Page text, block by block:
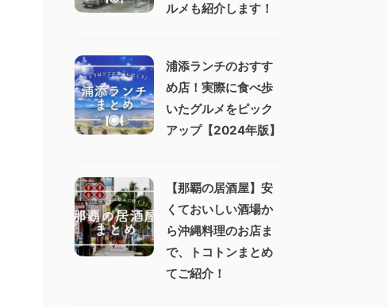
ルメも紹介します！
浦添ランチのおすす
め店！実際に食べ歩
いたグルメをピック
アップ【2024年版】
【那覇の居酒屋】安
くておいしい酒場か
ら沖縄料理のお店ま
で、トコトンまとめ
てご紹介！